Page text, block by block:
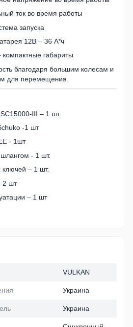
ток во время работы
запуска
12В – 36 А*ч
габариты
благодаря большим колесам и
для перемещения.
III – 1 шт.
-1 шт
- 1шт
- 1 шт.
ключей – 1 шт.
2 шт
– 1 шт
VULKAN
Украина
Украина